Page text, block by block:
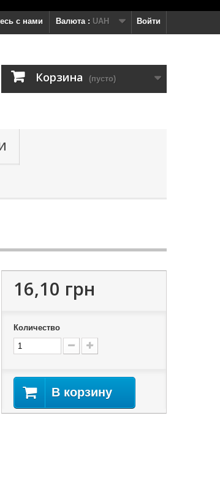
Войти
Валюта : UAH
с нами
Корзина (пусто)
16,10 грн
Количество
В корзину